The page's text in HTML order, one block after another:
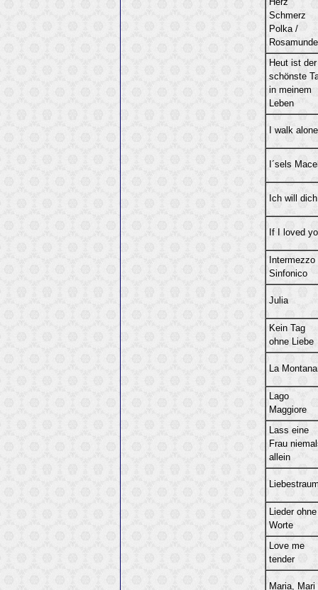
Herz
Schmerz
Polka /
Rosamunde
Heut ist der
schönste
in meinem
Leben
I walk alone
I´sels
Ich will dich
If I loved
Intermezzo
Sinfonico
Julia
Kein Tag
ohne Liebe
La
Lago
Maggiore
Lass eine
Frau
allein
Lieder ohne
Worte
Love me
tender
Maria, Mari